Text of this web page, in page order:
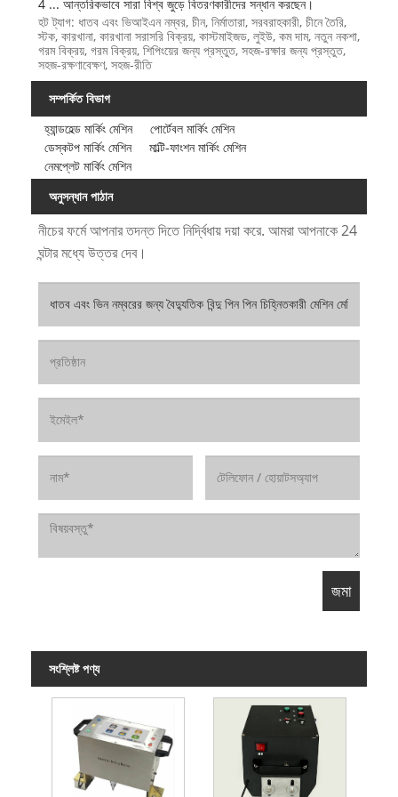
4 ... আন্তরিকভাবে সারা বিশ্ব জুড়ে বিতরণকারীদের সন্ধান করছেন।
হট ট্যাগ: ধাতব এবং ভিআইএন নম্বর, চীন, নির্মাতারা, সরবরাহকারী, চীনে তৈরি,
স্টক, কারখানা, কারখানা সরাসরি বিক্রয়, কাস্টমাইজড, লুইউ, কম দাম, নতুন নকশা,
গরম বিক্রয়, গরম বিক্রয়, শিপিংয়ের জন্য প্রস্তুত, সহজ-রক্ষার জন্য প্রস্তুত,
সহজ-রক্ষণাবেক্ষণ, সহজ-রীতি
সম্পর্কিত বিভাগ
হ্যান্ডহেল্ড মার্কিং মেশিন
পোর্টেবল মার্কিং মেশিন
ডেস্কটপ মার্কিং মেশিন
মাল্টি-ফাংশন মার্কিং মেশিন
নেমপ্লেট মার্কিং মেশিন
অনুসন্ধান পাঠান
নীচের ফর্মে আপনার তদন্ত দিতে নির্দ্বিধায় দয়া করে. আমরা আপনাকে 24
ঘন্টার মধ্যে উত্তর দেব।
সংশ্লিষ্ট পণ্য